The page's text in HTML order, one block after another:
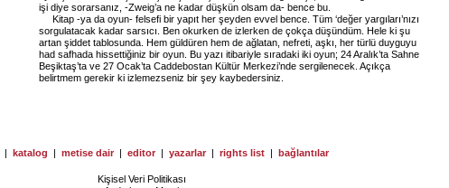
işi diye sorarsanız, -Zweig’a ne kadar düşkün olsam da- bence bu.
Kitap -ya da oyun- felsefi bir yapıt her şeyden evvel bence. Tüm ‘değer yargıları’nızı
sorgulatacak kadar sarsıcı. Ben okurken de izlerken de çokça düşündüm. Hele ki şu
artan şiddet tablosunda. Hem güldüren hem de ağlatan, nefreti, aşkı, her türlü duyguyu
had safhada hissettiğiniz bir oyun. Bu yazı itibariyle sıradaki iki oyun; 24 Aralık’ta Sahne
Beşiktaş’ta ve 27 Ocak’ta Caddebostan Kültür Merkezi’nde sergilenecek. Açıkça
belirtmem gerekir ki izlemezseniz bir şey kaybedersiniz.
| katalog | metise dair | editor | yazarlar | rights list | bağlantılar
Kişisel Veri Politikası